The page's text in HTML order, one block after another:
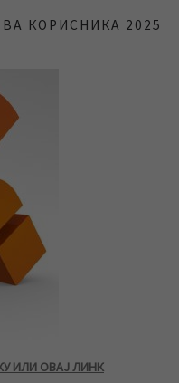
КОРИСНИКА 2025
ИЛИ ОВАЈ ЛИНК